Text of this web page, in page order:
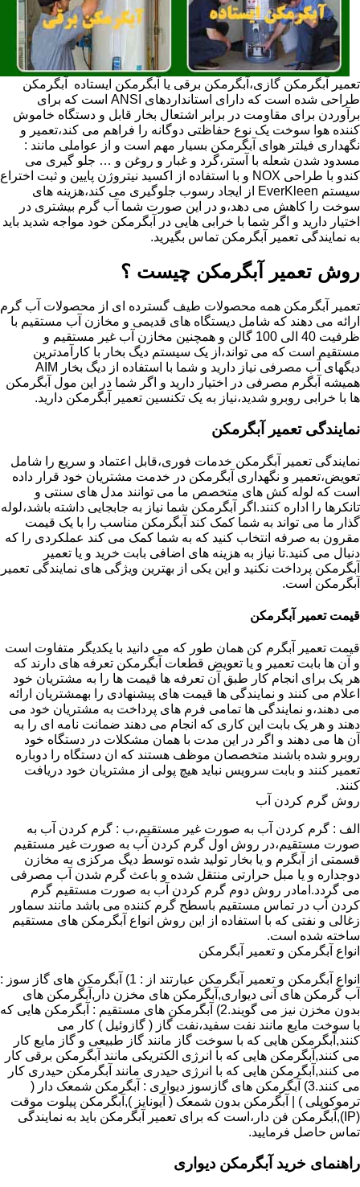
تعمیر آبگرمکن گازی،آبگرمکن برقی یا آبگرمکن ایستاده ​ آبگرمکن
طراحی شده است که دارای استانداردهای ANSI است که برای
برآوردن برای مقاومت در برابر اشتعال بخار قابل و دستگاه خاموش
کننده هوا سوخت یک نوع حفاظتی دوگانه را فراهم می کند،تعمیر و
نگهداری فیلتر هوای آبگرمکن بسیار مهم است و از عواملی مانند :
مسدود شدن شعله با آستر،گرد و غبار و روغن و … جلو گیری می
کندو با طراحی NOX و با استفاده از اکسید نیتروژن پایین و ثبت اختراع
سیستم EverKleen از ایجاد رسوب جلوگیری می کند،هزینه های
سوخت را کاهش می دهد،و در این صورت شما آب گرم بیشتری در
اختیار دارید و اگر شما با خرابی هایی در آبگرمکن خود مواجه شدید باید
به نمایندگی تعمیر آبگرمکن تماس بگیرید.
روش تعمیر آبگرمکن چیست ؟
تعمیر آبگرمکن همه محصولات طیف گسترده ای از محصولات آب گرم
ارائه می دهند که شامل دیستگاه های قدیمی و مخازن آب مستقیم با
ظرفیت 40 الی 100 گالن و همچنین مخازن آب غیر مستقیم و
مستقیم است که می تواند،از یک سیستم دیگ بخار با کارآمدترین
دیگهای آب مصرفی نیاز دارید و شما با استفاده از دیگ بخار AIM
همیشه آبگرم مصرفی در اختیار دارید و اگر شما در این مول آبگرمکن
ها با خرابی روبرو شدید،نیاز به یک تکنسین تعمیر آبگرمکن دارید.
نمایندگی تعمیر آبگرمکن
نمایندگی تعمیر آبگرمکن خدمات فوری،قابل اعتماد و سریع را شامل
تعویض،تعمیر و نگهداری آبگرمکن در خدمت مشتریان خود قرار داده
است که لوله کش های متخصص ما می توانند مدل های سنتی و
تانکرها را اداره کنند.اگر آبگرمکن شما نیاز به جابجایی داشته باشد،لوله
گذار ما می تواند به شما کمک کند آبگرمکن مناسب را با یک قیمت
مقرون به صرفه انتخاب کنید که به شما کمک می کند عملکردی را که
دنبال می کنید.تا نیاز به هزینه های اضافی بابت خرید و یا تعمیر
آبگرمکن پرداخت نکنید و این یکی از بهترین ویژگی های نمایندگی تعمیر
آبگرمکن است.
قیمت تعمیر آبگرمکن
قیمت تعمیر آبگرم کن همان طور که می دانید با یکدیگر متفاوت است
و آن ها بابت تعمیر و یا تعویض قطعات آبگرمکن تعرفه های دارند که
هر یک برای انجام کار طبق آن تعرفه ها قیمت ها را به مشتریان خود
اعلام می کنند و نمایندگی ها قیمت های پیشنهادی را بهمشتریان ارائه
می دهند،و نمایندگی ها تمامی فرم های پرداخت به مشتریان خود می
دهند و هر یک بابت این کاری که انجام می دهند ضمانت نامه ای را به
آن ها می دهند و اگر در این مدت با همان مشکلات در دستگاه خود
روبرو شده باشند متخصصان موظف هستند که ان دستگاه را دوباره
تعمیر کنند و بابت سرویس نباید هیچ پولی از مشتریان خود دریافت
کنند.
روش گرم کردن آب
الف : گرم کردن آب به صورت غیر مستقیم،ب : گرم کردن آب به
صورت مستقیم،در روش اول گرم کردن آب به صورت غیر مستقیم
قسمتی از آبگرم و یا بخار تولید شده توسط دیگ مرکزی به مخازن
دوجداره و یا مبل حرارتی منتقل شده و باعث گرم شدن آب مصرفی
می گردد.امادر روش دوم گرم کردن آب به صورت مستقیم گرم
کردن آب در تماس مستقیم باسطح گرم کننده می باشد مانند سماور
زغالی و نفتی که با استفاده از این روش انواع آبگرمکن های مستقیم
ساخته شده است.
انواع آبگرمکن و تعمیر آبگرمکن
انواع آبگرمکن و تعمیر آبگرمکن عبارتند از : 1) آبگرمکن های گاز سوز :
آب گرمکن های آنی دیواری,آبگرمکن های مخزن دار,آبگرمکن های
بدون مخزن نیز می گویند.2) آبگرمکن های مستقیم : آبگرمکن هایی که
با سوخت مایع مانند نفت سفید،نفت گاز ( گازوئیل ) کار می
کنند,آبگرمکن هایی که با سوخت گاز مانند گاز طبیعی و گاز مایع کار
می کنند,آبگرمکن هایی که با انرژی الکتریکی مانند آبگرمکن برقی کار
می کنند,آبگرمکن هایی که با انرژی حیدری مانند آبگرمکن حیدری کار
می کنند.3) آبگرمکن های گازسوز دیواری : آبگرمکن شمعک دار (
ترموکوپلی ) | آبگرمکن بدون شمعک ( آیونایز ),آبگرمکن پیلوت موقت
(IP),آبگرمکن فن دار،است که برای تعمیر آبگرمکن باید به نمایندگی
تماس حاصل فرمایید.
راهنمای خرید آبگرمکن دیواری